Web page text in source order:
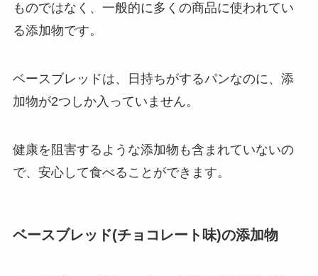
ものではなく、一般的に多くの商品に使われてい
る添加物です。
ベースブレッドは、日持ちがするパンなのに、添
加物が2つしか入っていません。
健康を阻害するような添加物も含まれていないの
で、安心して食べることができます。
ベースブレッド(チョコレート味)の添加物